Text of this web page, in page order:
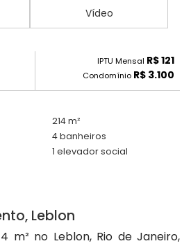
Vídeo
IPTU Mensal R$ 121
Condomínio R$ 3.100
214 m²
4 banheiros
1 elevador social
Leblon
m² no Leblon, Rio de Janeiro,